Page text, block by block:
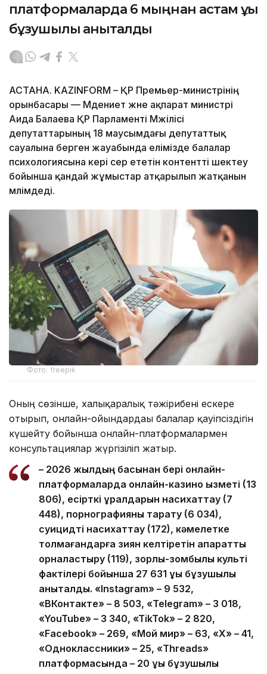
платформаларда 6 мыңнан астам құқық
бұзушылық анықталды
АСТАНА. KAZINFORM – ҚР Премьер-министрінің
орынбасары — Мәдениет және ақпарат министрі
Аида Балаева ҚР Парламенті Мәжілісі
депутаттарының 18 маусымдағы депутаттық
сауалына берген жауабында елімізде балалар
психологиясына кері әсер ететін контентті шектеу
бойынша қандай жұмыстар атқарылып жатқанын
мәлімдеді.
Фото: freepik
Оның сөзінше, халықаралық тәжірибені ескере
отырып, онлайн-ойындардағы балалар қауіпсіздігін
күшейту бойынша онлайн-платформалармен
консультациялар жүргізіліп жатыр.
– 2026 жылдың басынан бері онлайн-
платформаларда онлайн-казино қызметі (13
806), есірткі құралдарын насихаттау (7
448), порнографияны тарату (6 034),
суицидті насихаттау (172), кәмелетке
толмағандарға зиян келтіретін ақпаратты
орналастыру (119), зорлық-зомбылық культі
фактілері бойынша 27 631 құқық бұзушылық
анықталды. «Instagram» – 9 532,
«ВКонтакте» – 8 503, «Telegram» – 3 018,
«YouTube» – 3 340, «TikTok» – 2 820,
«Facebook» – 269, «Мой мир» – 63, «X» – 41,
«Одноклассники» – 25, «Threads»
платформасында – 20 құқық бұзушылық